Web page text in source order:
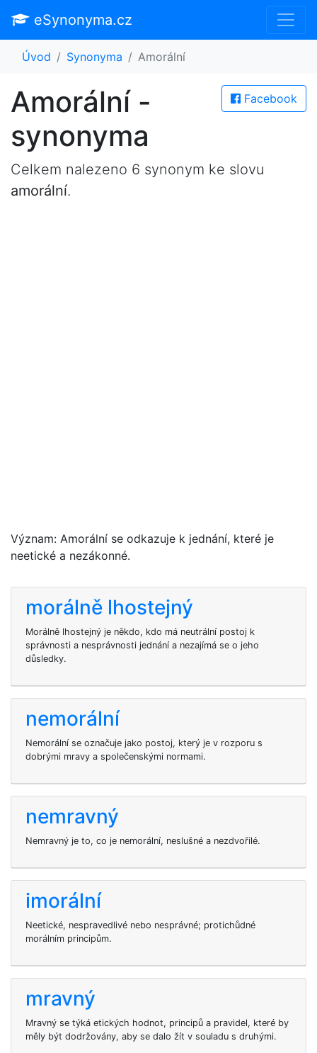
eSynonyma.cz
Úvod Synonyma Amorální
Facebook
Amorální -
synonyma
Celkem nalezeno 6 synonym ke slovu
amorální.
Význam: Amorální se odkazuje k jednání, které je
neetické a nezákonné.
morálně lhostejný
Morálně lhostejný je někdo, kdo má neutrální postoj k
správnosti a nesprávnosti jednání a nezajímá se o jeho
důsledky.
nemorální
Nemorální se označuje jako postoj, který je v rozporu s
dobrými mravy a společenskými normami.
nemravný
Nemravný je to, co je nemorální, neslušné a nezdvořilé.
imorální
Neetické, nespravedlivé nebo nesprávné; protichůdné
morálním principům.
mravný
Mravný se týká etických hodnot, principů a pravidel, které by
měly být dodržovány, aby se dalo žít v souladu s druhými.